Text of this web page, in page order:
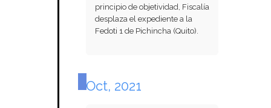
principio de objetividad, Fiscalía
desplaza el expediente a la
Fedoti 1 de Pichincha (Quito).
Oct, 2021